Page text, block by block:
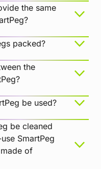
the same
packed?
the
be used?
be cleaned
SmartPeg
of